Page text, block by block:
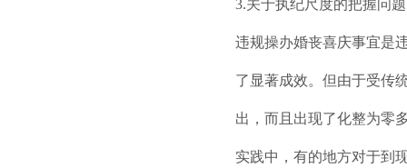
3.关于执纪尺度的把握问题
违规操办婚丧喜庆事宜是
了显著成效。但由于受传
出，而且出现了化整为零
实践中，有的地方对于到